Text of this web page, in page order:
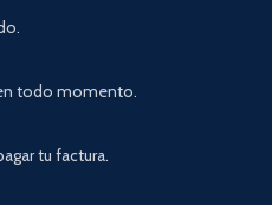
todo momento.
tu factura.